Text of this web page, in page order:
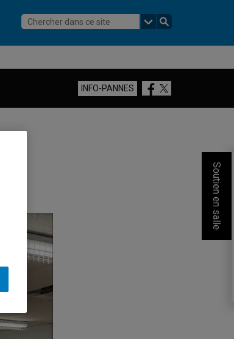
INFO-PANNES Facebook
Twitter
Soutien en salle